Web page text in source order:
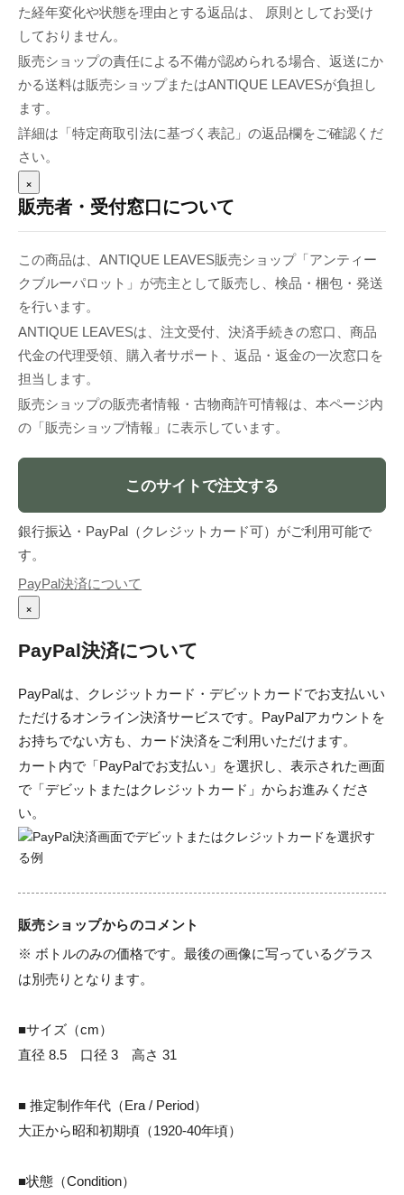
た経年変化や状態を理由とする返品は、 原則としてお受け
しておりません。
販売ショップの責任による不備が認められる場合、返送にか
かる送料は販売ショップまたはANTIQUE LEAVESが負担し
ます。
詳細は「特定商取引法に基づく表記」の返品欄をご確認くだ
さい。
×
販売者・受付窓口について
この商品は、ANTIQUE LEAVES販売ショップ「アンティー
クブルーパロット」が売主として販売し、検品・梱包・発送
を行います。
ANTIQUE LEAVESは、注文受付、決済手続きの窓口、商品
代金の代理受領、購入者サポート、返品・返金の一次窓口を
担当します。
販売ショップの販売者情報・古物商許可情報は、本ページ内
の「販売ショップ情報」に表示しています。
このサイトで注文する
銀行振込・PayPal（クレジットカード可）がご利用可能で
す。
PayPal決済について
×
PayPal決済について
PayPalは、クレジットカード・デビットカードでお支払いい
ただけるオンライン決済サービスです。PayPalアカウントを
お持ちでない方も、カード決済をご利用いただけます。
カート内で「PayPalでお支払い」を選択し、表示された画面
で「デビットまたはクレジットカード」からお進みくださ
い。
販売ショップからのコメント
※ ボトルのみの価格です。最後の画像に写っているグラス
は別売りとなります。
■サイズ（cm）
直径 8.5　口径 3　高さ 31
■ 推定制作年代（Era / Period）
大正から昭和初期頃（1920-40年頃）
■状態（Condition）